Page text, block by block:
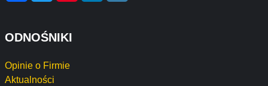
ODNOŚNIKI
Opinie o Firmie
Aktualności